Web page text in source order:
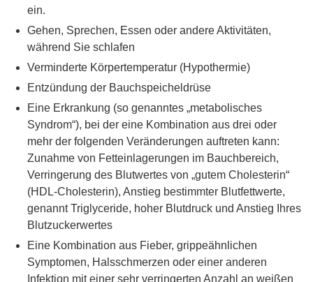
ein.
Gehen, Sprechen, Essen oder andere Aktivitäten,
während Sie schlafen
Verminderte Körpertemperatur (Hypothermie)
Entzündung der Bauchspeicheldrüse
Eine Erkrankung (so genanntes „metabolisches
Syndrom“), bei der eine Kombination aus drei oder
mehr der folgenden Veränderungen auftreten kann:
Zunahme von Fetteinlagerungen im Bauchbereich,
Verringerung des Blutwertes von „gutem Cholesterin“
(HDL-Cholesterin), Anstieg bestimmter Blutfettwerte,
genannt Triglyceride, hoher Blutdruck und Anstieg Ihres
Blutzuckerwertes
Eine Kombination aus Fieber, grippeähnlichen
Symptomen, Halsschmerzen oder einer anderen
Infektion mit einer sehr verringerten Anzahl an weißen